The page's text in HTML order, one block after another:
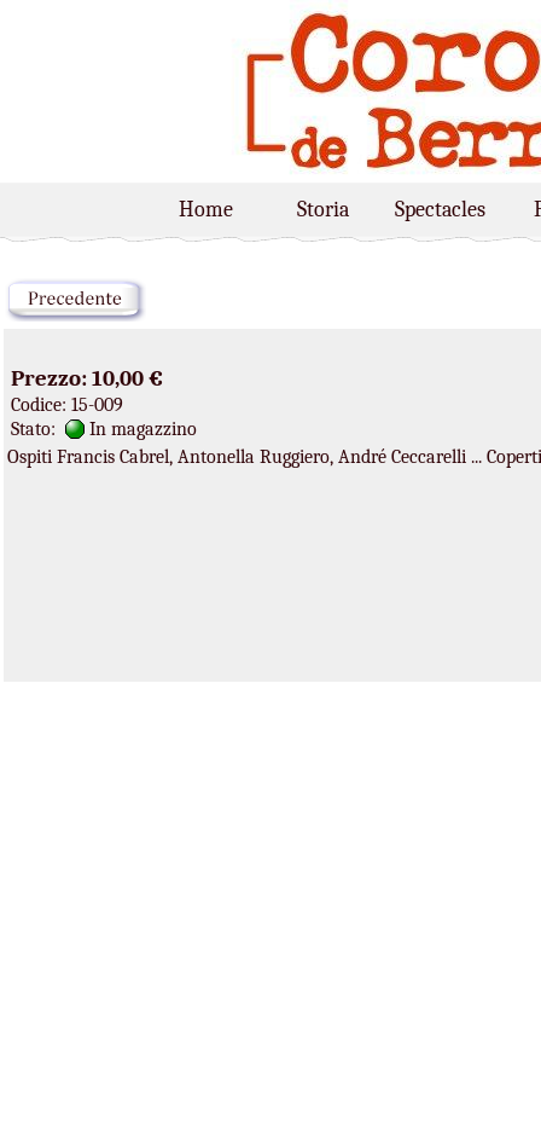
Home Storia Spectacles
Prezzo: 10,00 €
Codice: 15-009
Stato:
In magazzino
Ospiti Francis Cabrel, Antonella Ruggiero, André Ceccarelli ...